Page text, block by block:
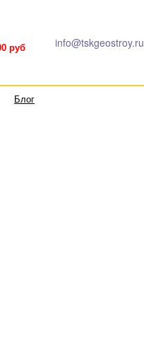
info@tskgeostroy.ru
руб
Блог